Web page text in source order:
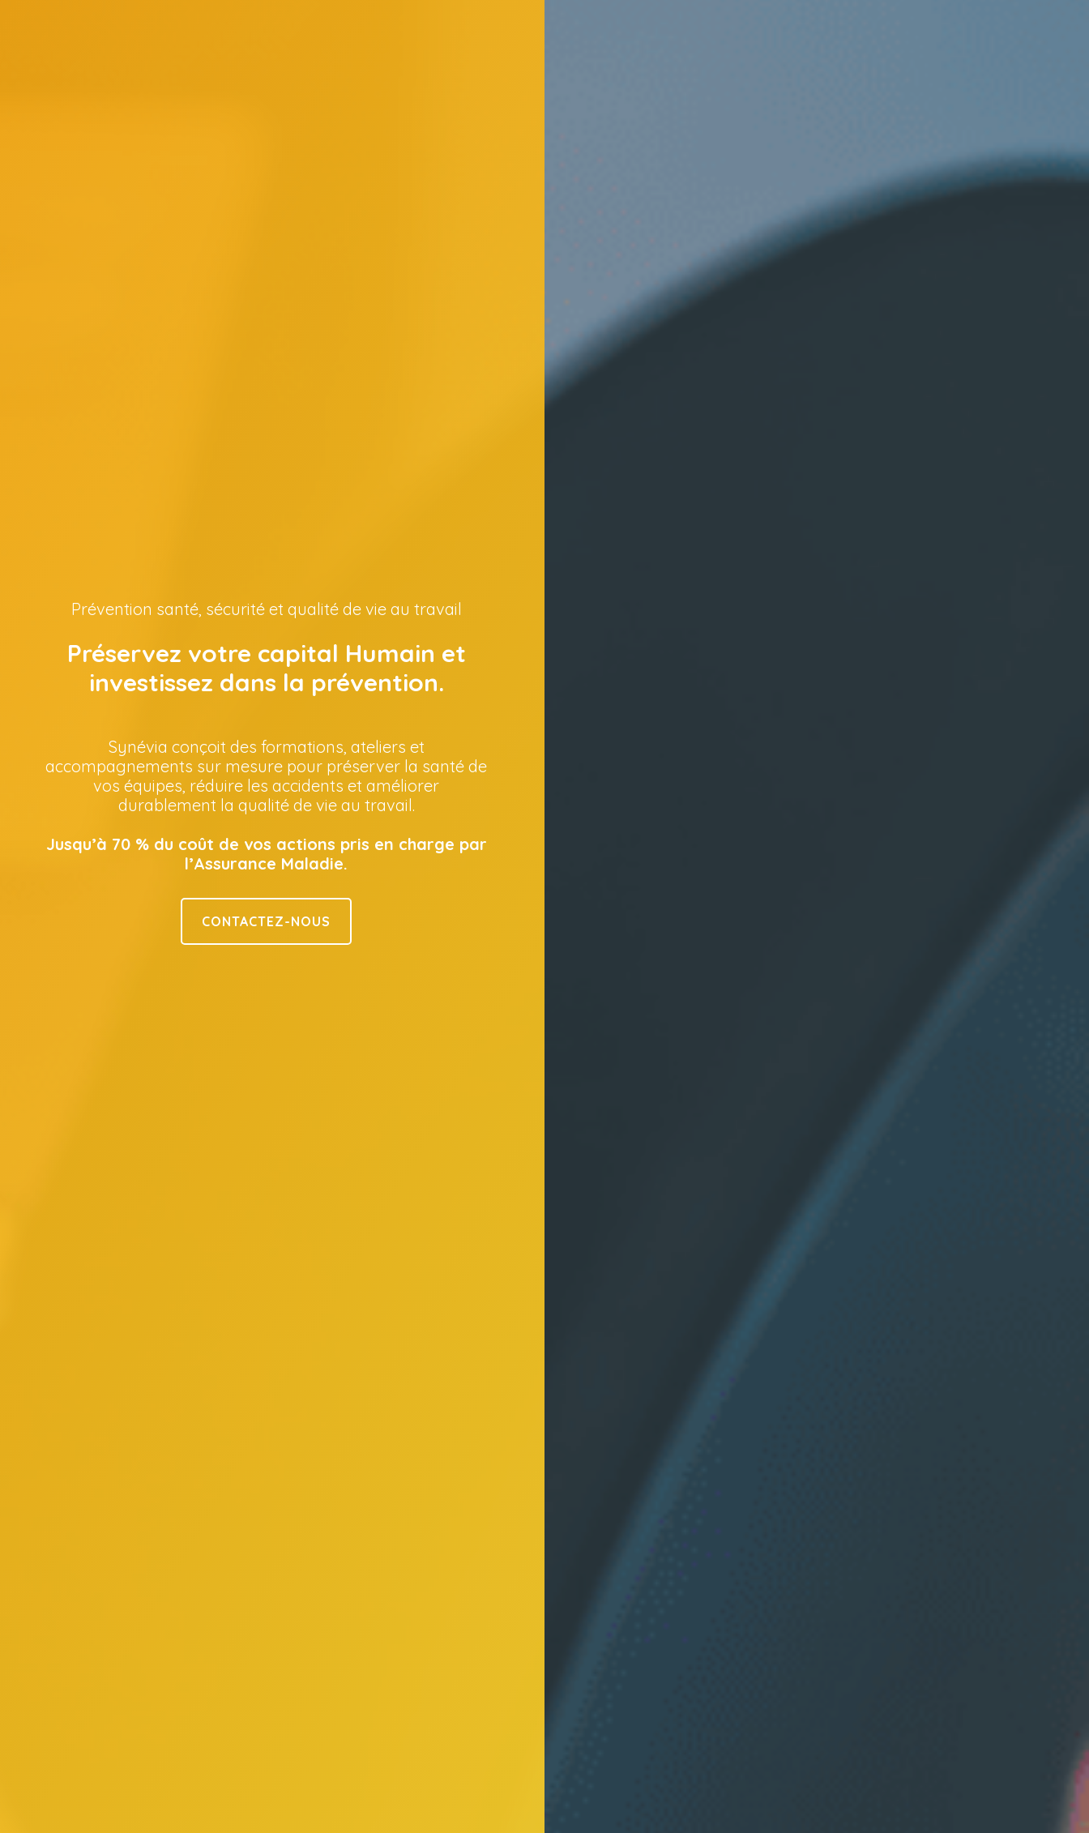
Prévention santé, sécurité et qualité de vie au travail
Préservez votre capital Humain et
investissez dans la prévention.
Synévia conçoit des formations, ateliers et
accompagnements sur mesure pour préserver la santé de
vos équipes, réduire les accidents et améliorer
durablement la qualité de vie au travail.
Jusqu’à 70 % du coût de vos actions pris en charge par
l’Assurance Maladie.
CONTACTEZ-NOUS